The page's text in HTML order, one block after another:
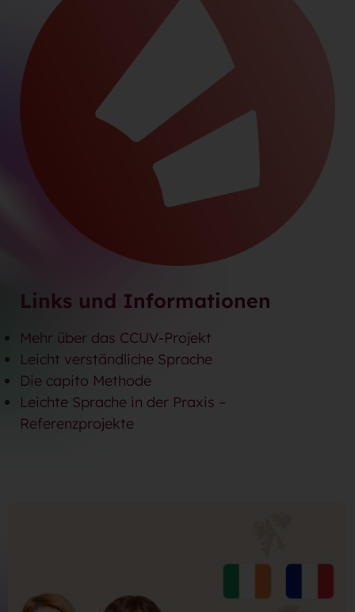
Links und Informationen
Mehr über das CCUV-Projekt
Leicht verständliche Sprache
Die capito Methode
Leichte Sprache in der Praxis –
Referenzprojekte